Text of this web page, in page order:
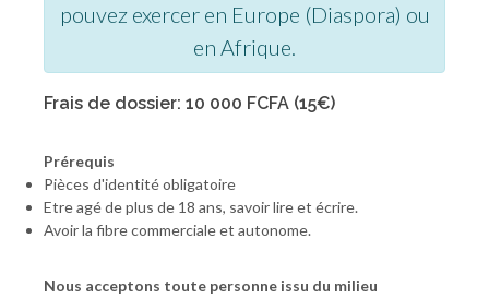
pouvez exercer en Europe (Diaspora) ou
en Afrique.
Frais de dossier: 10 000 FCFA (15€)
Prérequis
Pièces d'identité obligatoire
Etre agé de plus de 18 ans, savoir lire et écrire.
Avoir la fibre commerciale et autonome.
Nous acceptons toute personne issu du milieu